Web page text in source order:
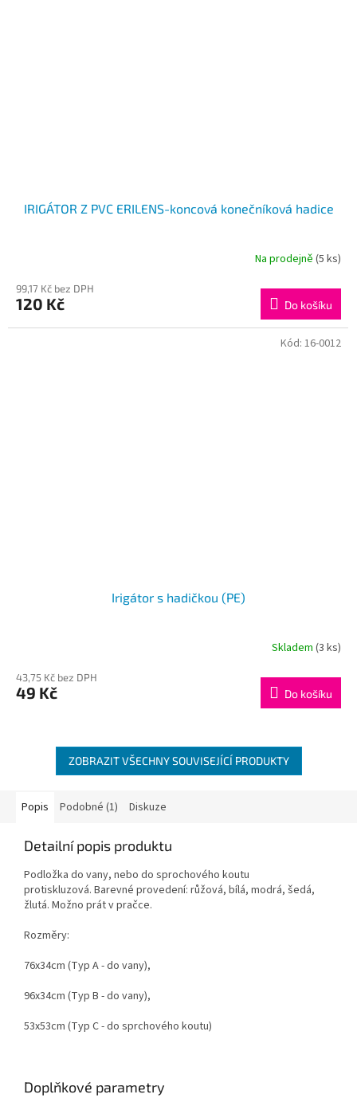
IRIGÁTOR Z PVC ERILENS-koncová konečníková hadice
Na prodejně (5 ks)
99,17 Kč bez DPH
120 Kč Do košíku
Irigátor s hadičkou (PE)
Skladem (3 ks)
43,75 Kč bez DPH
49 Kč Do košíku
Kód: 16-0012
ZOBRAZIT VŠECHNY SOUVISEJÍCÍ PRODUKTY
Popis Podobné (1) Diskuze
Detailní popis produktu
Podložka do vany, nebo do sprochového koutu
protiskluzová. Barevné provedení: růžová, bílá, modrá, šedá,
žlutá. Možno prát v pračce.
Rozměry:
76x34cm (Typ A - do vany),
96x34cm (Typ B - do vany),
53x53cm (Typ C - do sprchového koutu)
Doplňkové parametry